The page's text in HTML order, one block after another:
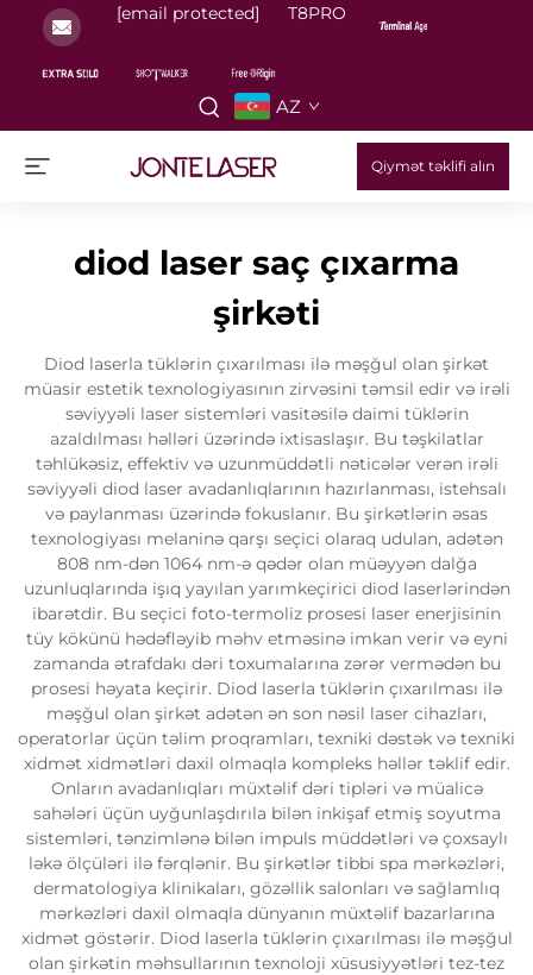
[email protected] T8PRO
AZ
Qiymət təklifi alın
diod laser saç çıxarma
şirkəti
Diod laserla tüklərin çıxarılması ilə məşğul olan şirkət
müasir estetik texnologiyasının zirvəsini təmsil edir və irəli
səviyyəli laser sistemləri vasitəsilə daimi tüklərin
azaldılması həlləri üzərində ixtisaslaşır. Bu təşkilatlar
təhlükəsiz, effektiv və uzunmüddətli nəticələr verən irəli
səviyyəli diod laser avadanlıqlarının hazırlanması, istehsalı
və paylanması üzərində fokuslanır. Bu şirkətlərin əsas
texnologiyası melaninə qarşı seçici olaraq udulan, adətən
808 nm-dən 1064 nm-ə qədər olan müəyyən dalğa
uzunluqlarında işıq yayılan yarımkeçirici diod laserlərindən
ibarətdir. Bu seçici foto-termoliz prosesi laser enerjisinin
tüy kökünü hədəfləyib məhv etməsinə imkan verir və eyni
zamanda ətrafdakı dəri toxumalarına zərər vermədən bu
prosesi həyata keçirir. Diod laserla tüklərin çıxarılması ilə
məşğul olan şirkət adətən ən son nəsil laser cihazları,
operatorlar üçün təlim proqramları, texniki dəstək və texniki
xidmət xidmətləri daxil olmaqla kompleks həllər təklif edir.
Onların avadanlıqları müxtəlif dəri tipləri və müalicə
sahələri üçün uyğunlaşdırıla bilən inkişaf etmiş soyutma
sistemləri, tənzimlənə bilən impuls müddətləri və çoxsaylı
ləkə ölçüləri ilə fərqlənir. Bu şirkətlər tibbi spa mərkəzləri,
dermatologiya klinikaları, gözəllik salonları və sağlamlıq
mərkəzləri daxil olmaqla dünyanın müxtəlif bazarlarına
xidmət göstərir. Diod laserla tüklərin çıxarılması ilə məşğul
olan şirkətin məhsullarının texnoloji xüsusiyyətləri tez-tez